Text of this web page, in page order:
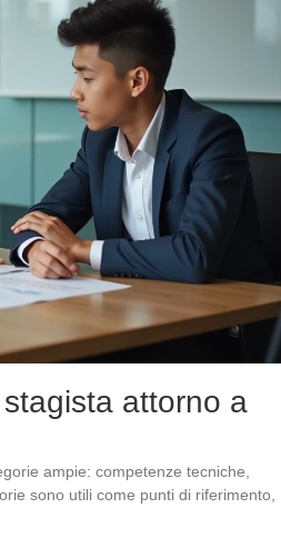
attorno a
ampie: competenze tecniche,
sono utili come punti di riferimento,